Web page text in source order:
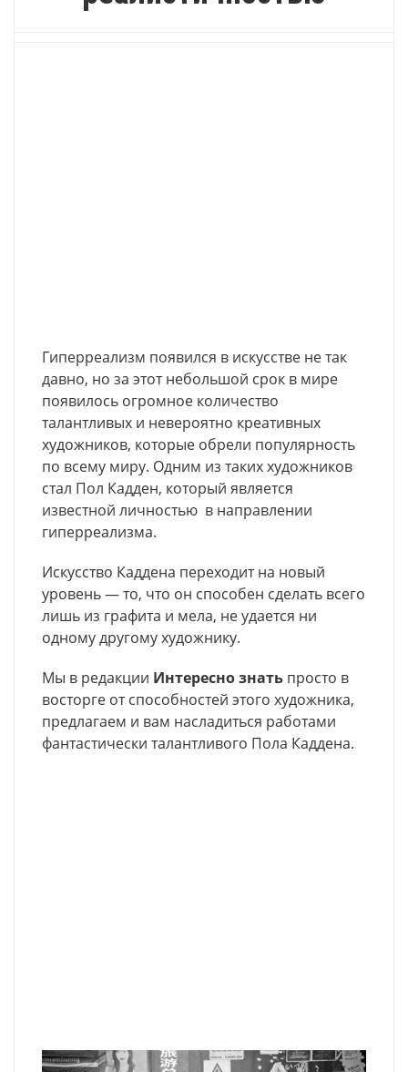
Гиперреализм появился в искусстве не так
давно, но за этот небольшой срок в мире
появилось огромное количество
талантливых и невероятно креативных
художников, которые обрели популярность
по всему миру. Одним из таких художников
стал Пол Кадден, который является
известной личностью в направлении
гиперреализма.
Искусство Каддена переходит на новый
уровень — то, что он способен сделать всего
лишь из графита и мела, не удается ни
одному другому художнику.
Мы в редакции Интересно знать просто в
восторге от способностей этого художника,
предлагаем и вам насладиться работами
фантастически талантливого Пола Каддена.